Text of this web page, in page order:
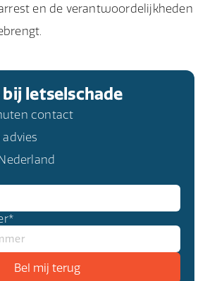
en de verantwoordelijkheden
letselschade
contact